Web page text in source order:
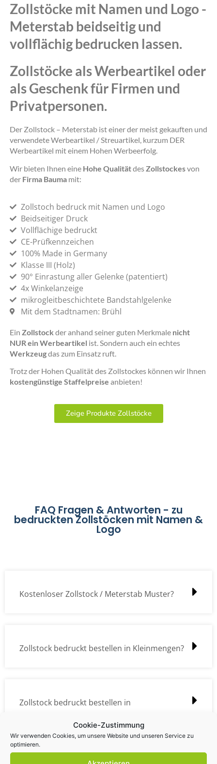
Cookie-Zustimmung
Wir verwenden Cookies, um unsere Website und unseren Service zu
optimieren.
Zollstöcke mit Namen und Logo -
Meterstab beidseitig und
vollflächig bedrucken lassen.
Zollstöcke als Werbeartikel oder
als Geschenk für Firmen und
Privatpersonen.
Der Zollstock – Meterstab ist einer der meist gekauften und
verwendete Werbeartikel / Streuartikel, kurzum DER
Werbeartikel mit einem Hohen Werbeerfolg.
Wir bieten Ihnen eine Hohe Qualitätdes Zollstockesvon
der Firma Bauma mit:
Zollstoch bedruck mit Namen und Logo
Beidseitiger Druck
Vollflächige bedruckt
CE-Prüfkennzeichen
100% Made in Germany
Klasse III (Holz)
90° Einrastung aller Gelenke (patentiert)
4x Winkelanzeige
mikrogleitbeschichtete Bandstahlgelenke
Mit dem Stadtnamen: Brühl
Ein Zollstock der anhand seiner guten Merkmale nicht
NUR ein Werbeartikel ist. Sondern auch ein echtes
Werkzeugdas zum Einsatz ruft.
Trotz der Hohen Qualität des Zollstockes können wir Ihnen
kostengünstige Staffelpreise anbieten!
Zeige Produkte Zollstöcke
FAQ Fragen & Antworten - zu
bedruckten Zollstöcken mit Namen &
Logo
Kostenloser Zollstock / Meterstab Muster?
Zollstock bedruckt bestellen in Kleinmengen?
Zollstock bedruckt bestellen in